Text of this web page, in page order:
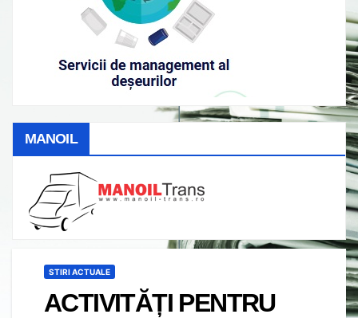
MANOIL
STIRI ACTUALE
ACTIVITĂȚI PENTRU